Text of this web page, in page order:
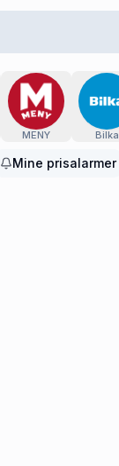
MENY Bilka
Mine prisalarmer